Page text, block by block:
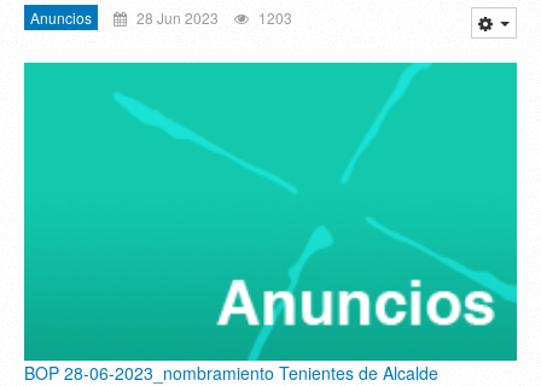
Anuncios 28 Jun 2023 1203
BOP 28-06-2023_nombramiento Tenientes de Alcalde